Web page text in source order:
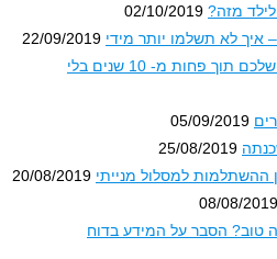
02/10/2019
לא תשלמו יותר מידי 22/09/2019
איך תכפילו את ההשקעה שלכם תוך פחות מ- 10 שנים בלי
05/09/
25/08/2019
למסלול מנייתי 20/08/2019
08/
הסבר על המידע בדוח